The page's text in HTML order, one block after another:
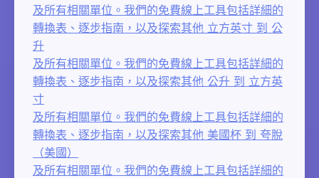
及所有相關單位。我們的免費線上工具包括詳細的
轉換表、逐步指南，以及探索其他 立方英寸 到 公
升
及所有相關單位。我們的免費線上工具包括詳細的
轉換表、逐步指南，以及探索其他 公升 到 立方英
寸
及所有相關單位。我們的免費線上工具包括詳細的
轉換表、逐步指南，以及探索其他 美國杯 到 夸脫
（美國）
及所有相關單位。我們的免費線上工具包括詳細的